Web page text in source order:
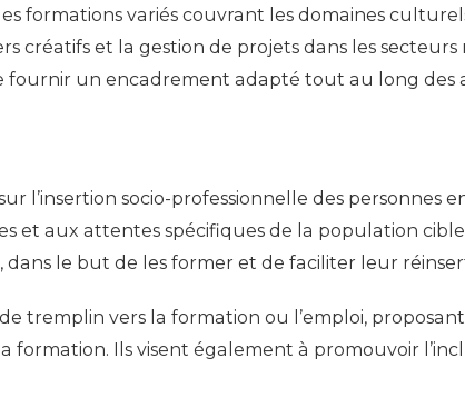
formations variés couvrant les domaines
créatifs et la gestion de projets dans les
fournir un encadrement adapté tout au long
l’insertion socio-professionnelle des
et aux attentes spécifiques de la population
le but de les former et de faciliter leur
tremplin vers la formation ou l’emploi,
formation. Ils visent également à promouvoir